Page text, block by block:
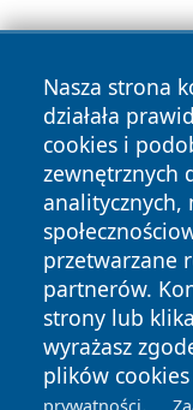
Nasza strona
działała
cookies i
zewnętrznych
analitycznych,
przetwarzane
partnerów.
strony lub
wyrażasz
plików
Copyright © 2026
zastrzeżone.
News Autorzy